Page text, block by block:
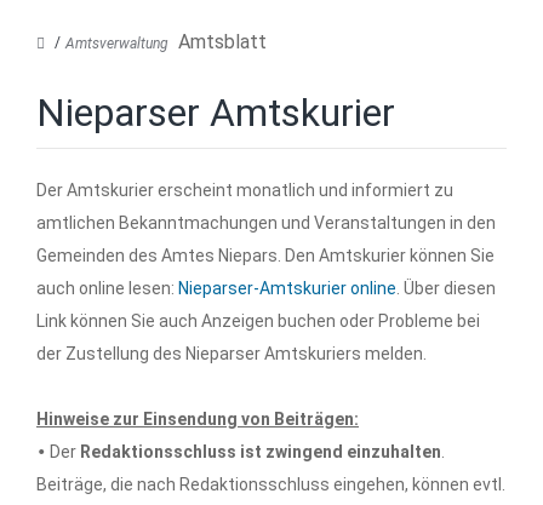
Amtsverwaltung Amtsblatt
Nieparser Amtskurier
Der Amtskurier erscheint monatlich und informiert zu
amtlichen Bekanntmachungen und Veranstaltungen in den
Gemeinden des Amtes Niepars. Den Amtskurier können Sie
auch online lesen: Nieparser-Amtskurier online. Über diesen
Link können Sie auch Anzeigen buchen oder Probleme bei
der Zustellung des Nieparser Amtskuriers melden.
Hinweise zur Einsendung von Beiträgen:
• Der Redaktionsschluss ist zwingend einzuhalten.
Beiträge, die nach Redaktionsschluss eingehen, können evtl.